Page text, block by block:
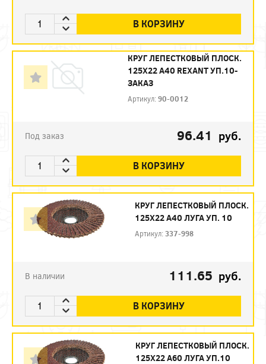
В КОРЗИНУ
КРУГ ЛЕПЕСТКОВЫЙ ПЛОСК.
125Х22 А40 REXANT УП.10-
ЗАКАЗ
Артикул:90-0012
Под заказ 96.41 руб.
В КОРЗИНУ
КРУГ ЛЕПЕСТКОВЫЙ ПЛОСК.
125Х22 А40 ЛУГА УП. 10
Артикул: 337-998
В наличии 111.65 руб.
В КОРЗИНУ
КРУГ ЛЕПЕСТКОВЫЙ ПЛОСК.
125Х22 А60 ЛУГА УП.10